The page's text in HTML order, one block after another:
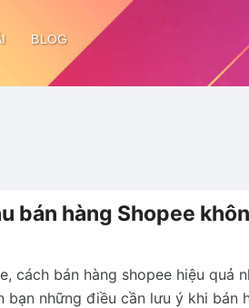
BLOG
bán hàng Shopee
cách bán hàng shopee hiệu quả
bạn những điều cần lưu ý khi bán